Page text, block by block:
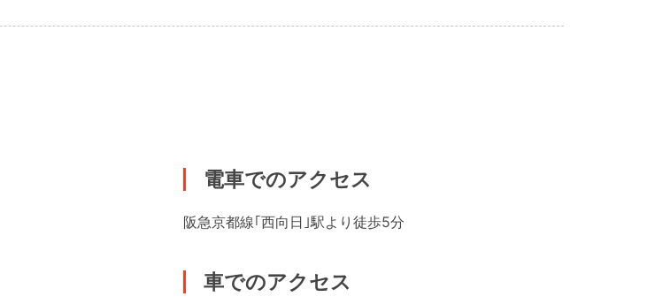
電車でのアクセス
阪急京都線｢西向日｣駅より徒歩5分
車でのアクセス